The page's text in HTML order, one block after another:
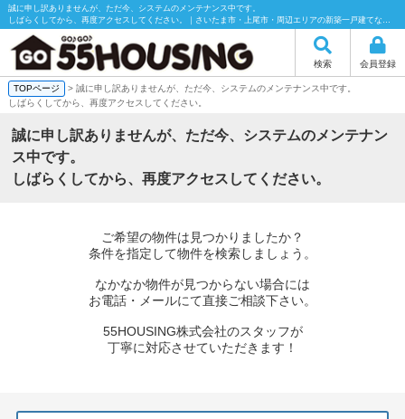
誠に申し訳ありませんが、ただ今、システムのメンテナンス中です。
しばらくしてから、再度アクセスしてください。｜さいたま市・上尾市・周辺エリアの新築一戸建てなら55HOUSING（55ハウジング）にお任せください！
検索 会員登録
TOPページ
> 誠に申し訳ありませんが、ただ今、システムのメンテナンス中です。
しばらくしてから、再度アクセスしてください。
誠に申し訳ありませんが、ただ今、システムのメンテナン
ス中です。
しばらくしてから、再度アクセスしてください。
ご希望の物件は見つかりましたか？
条件を指定して物件を検索しましょう。
なかなか物件が見つからない場合には
お電話・メールにて直接ご相談下さい。
55HOUSING株式会社のスタッフが
丁寧に対応させていただきます！